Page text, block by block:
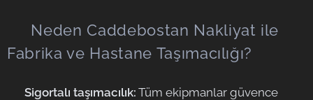
⭐ Neden Caddebostan Nakliyat ile
Fabrika ve Hastane Taşımacılığı?
Sigortalı taşımacılık: Tüm ekipmanlar güvence